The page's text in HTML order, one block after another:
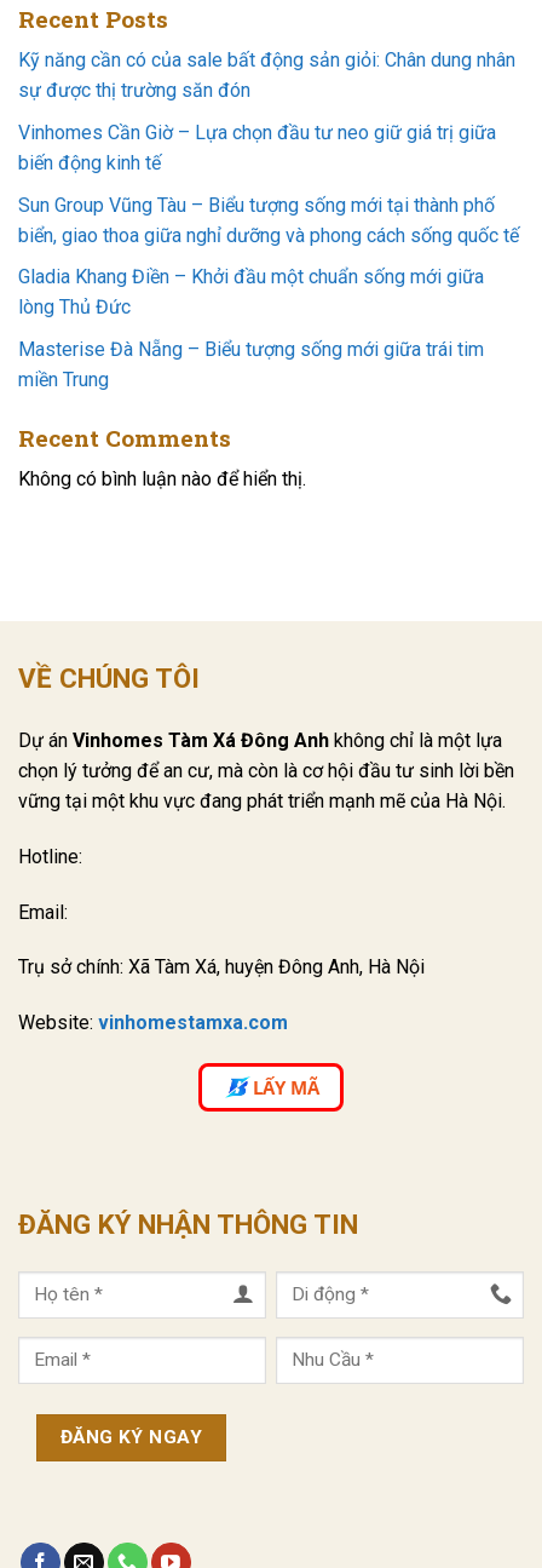
Recent Posts
Kỹ năng cần có của sale bất động sản giỏi: Chân dung nhân
sự được thị trường săn đón
Vinhomes Cần Giờ – Lựa chọn đầu tư neo giữ giá trị giữa
biến động kinh tế
Sun Group Vũng Tàu – Biểu tượng sống mới tại thành phố
biển, giao thoa giữa nghỉ dưỡng và phong cách sống quốc tế
Gladia Khang Điền – Khởi đầu một chuẩn sống mới giữa
lòng Thủ Đức
Masterise Đà Nẵng – Biểu tượng sống mới giữa trái tim
miền Trung
Recent Comments
Không có bình luận nào để hiển thị.
VỀ CHÚNG TÔI
Dự án Vinhomes Tàm Xá Đông Anh không chỉ là một lựa
chọn lý tưởng để an cư, mà còn là cơ hội đầu tư sinh lời bền
vững tại một khu vực đang phát triển mạnh mẽ của Hà Nội.
Hotline:
Email:
Trụ sở chính: Xã Tàm Xá, huyện Đông Anh, Hà Nội
Website: vinhomestamxa.com
LẤY MÃ
ĐĂNG KÝ NHẬN THÔNG TIN